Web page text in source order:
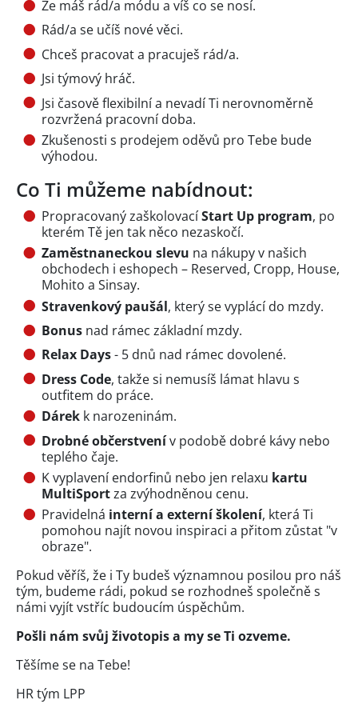
Že máš rád/a módu a víš co se nosí.
Rád/a se učíš nové věci.
Chceš pracovat a pracuješ rád/a.
Jsi týmový hráč.
Jsi časově flexibilní a nevadí Ti nerovnoměrně
rozvržená pracovní doba.
Zkušenosti s prodejem oděvů pro Tebe bude
výhodou.
Co Ti můžeme nabídnout:
Propracovaný zaškolovacíStart Up program, po
kterém Tě jen tak něco nezaskočí.
Zaměstnaneckou slevu na nákupy v našich
obchodech i eshopech – Reserved, Cropp, House,
Mohito a Sinsay.
Stravenkový paušál, který se vyplácí do mzdy.
Bonus nad rámec základní mzdy.
Relax Days- 5 dnů nad rámec dovolené.
Dress Code, takže si nemusíš lámat hlavu s
outfitem do práce.
Dárek k narozeninám.
Drobné občerstvenív podobě dobré kávy nebo
teplého čaje.
K vyplavení endorfinů nebo jen relaxu kartu
MultiSportza zvýhodněnou cenu.
Pravidelná interní a externí školení, která Ti
pomohou najít novou inspiraci a přitom zůstat "v
obraze".
Pokud věříš, že i Ty budeš významnou posilou pro náš
tým, budeme rádi, pokud se rozhodneš společně s
námi vyjít vstříc budoucím úspěchům.
Pošli nám svůj životopis a my se Ti ozveme.
Těšíme se na Tebe!
HR tým LPP